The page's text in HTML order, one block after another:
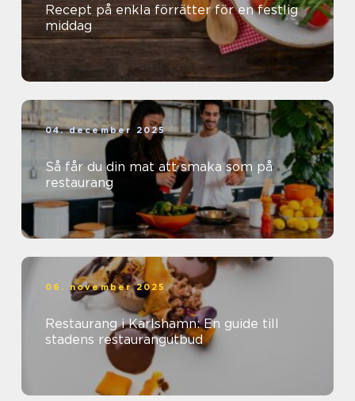
Recept på enkla förrätter för en festlig
middag
04. december 2025
Så får du din mat att smaka som på
restaurang
06. november 2025
Restaurang i Karlshamn: En guide till
stadens restaurangutbud